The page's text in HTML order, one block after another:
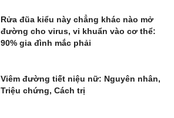
Rửa đũa kiểu này chẳng khác nào mở
đường cho virus, vi khuẩn vào cơ thể:
90% gia đình mắc phải
Viêm đường tiết niệu nữ: Nguyên nhân,
Triệu chứng, Cách trị